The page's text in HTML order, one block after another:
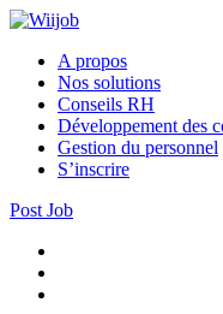
A propos
Nos solutions
Conseils RH
Développement des
Gestion du personnel
S’inscrire
Post Job